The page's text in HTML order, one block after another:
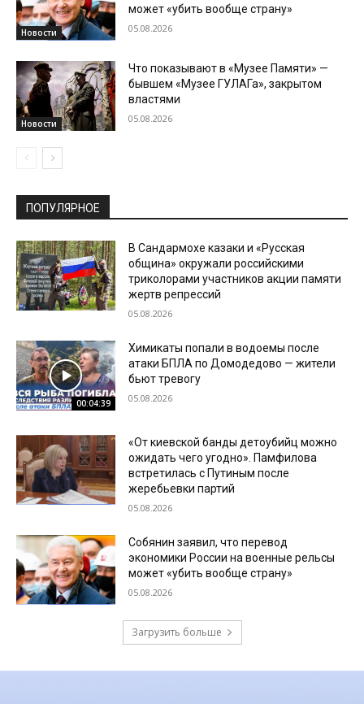
Новости
может «убить вообще страну»
05.08.2026
Новости
Что показывают в «Музее Памяти» —
бывшем «Музее ГУЛАГа», закрытом
властями
05.08.2026
ПОПУЛЯРНОЕ
В Сандармохе казаки и «Русская
община» окружали российскими
триколорами участников акции памяти
жертв репрессий
05.08.2026
00:04:39
Химикаты попали в водоемы после
атаки БПЛА по Домодедово — жители
бьют тревогу
05.08.2026
«От киевской банды детоубийц можно
ожидать чего угодно». Памфилова
встретилась с Путиным после
жеребьевки партий
05.08.2026
Собянин заявил, что перевод
экономики России на военные рельсы
может «убить вообще страну»
05.08.2026
Загрузить больше